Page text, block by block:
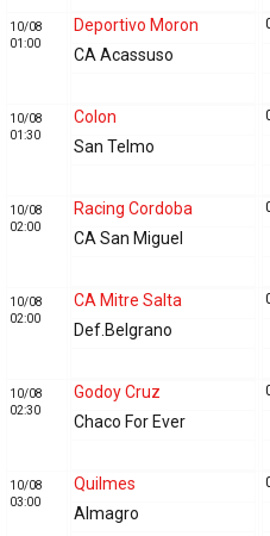
10/08
01:00
Deportivo Moron
CA Acassuso
10/08
01:30
Colon
San Telmo
10/08
02:00
Racing Cordoba
CA San Miguel
10/08
02:00
CA Mitre Salta
Def.Belgrano
10/08
02:30
Godoy Cruz
Chaco For Ever
10/08
03:00
Quilmes
Almagro